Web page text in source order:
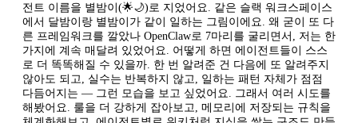
전트 이름을 별밤이(🌟🌙)로 지었어요. 같은 슬랙 워크스페이스
에서 달밤이랑 별밤이가 같이 일하는 그림이에요. 왜 굳이 또 다
른 프레임워크를 깔았나 OpenClaw로 7마리를 굴리면서, 저는 한
가지에 계속 매달려 있었어요. 어떻게 하면 에이전트들이 스스
로 더 똑똑해질 수 있을까. 한 번 알려준 건 다음에 또 알려주지
않아도 되고, 실수는 반복하지 않고, 일하는 패턴 자체가 점점
다듬어지는 — 그런 모습을 보고 싶었어요. 그래서 여러 시도를
해봤어요. 룰을 더 강하게 잡아보고, 메모리에 저장되는 규칙을